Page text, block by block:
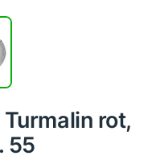
Turmalin rot,
55